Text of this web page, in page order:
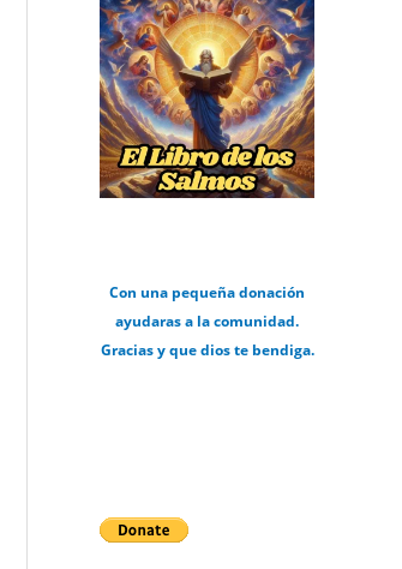
Con una pequeña donación
ayudaras a la comunidad.
Gracias y que dios te bendiga.